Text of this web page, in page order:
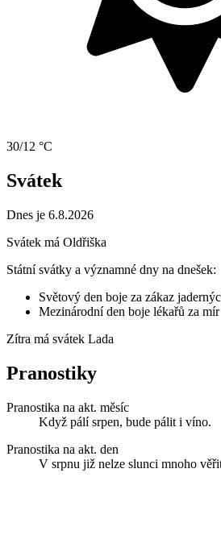
30/12 °C
Svátek
Dnes je 6.8.2026
Svátek má Oldřiška
Státní svátky a významné dny na dnešek:
Světový den boje za zákaz
Mezinárodní den boje lékařů za mír
Zítra má svátek Lada
Pranostiky
Pranostika na akt. měsíc
Když pálí srpen, bude pálit i víno.
Pranostika na akt. den
V srpnu již nelze slunci mnoho